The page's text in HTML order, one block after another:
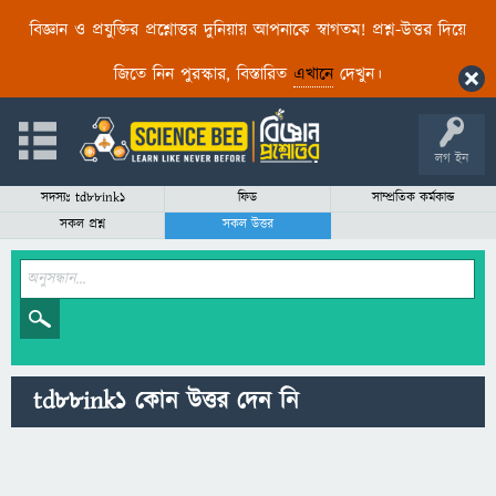
বিজ্ঞান ও প্রযুক্তির প্রশ্নোত্তর দুনিয়ায় আপনাকে স্বাগতম! প্রশ্ন-উত্তর দিয়ে
জিতে নিন পুরস্কার, বিস্তারিত এখানেদেখুন।
লগ ইন
সদস্যঃ td88ink1 ফিড
সাম্প্রতিক কর্মকান্ড
সকল প্রশ্ন
সকল উত্তর
td88ink1 কোন উত্তর দেন নি